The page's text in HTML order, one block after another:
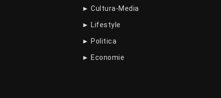
► Cultura-Media
► Lifestyle
► Politica
► Economie